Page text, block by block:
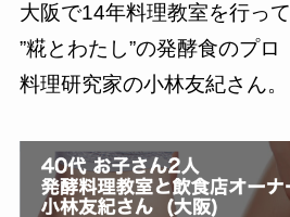
大阪で14年料理教室を行って
”糀とわたし”の発酵食のプロ
料理研究家の小林友紀さん。